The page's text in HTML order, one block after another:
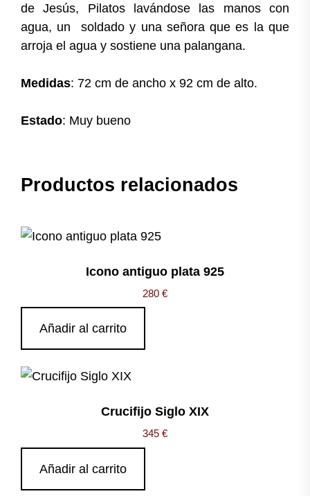
de Jesús, Pilatos lavándose las manos con
agua, un soldado y una señora que es la que
arroja el agua y sostiene una palangana.
Medidas: 72 cm de ancho x 92 cm de alto.
Estado: Muy bueno
Productos relacionados
Icono antiguo plata 925
280 €
Añadir al carrito
Crucifijo Siglo XIX
345 €
Añadir al carrito